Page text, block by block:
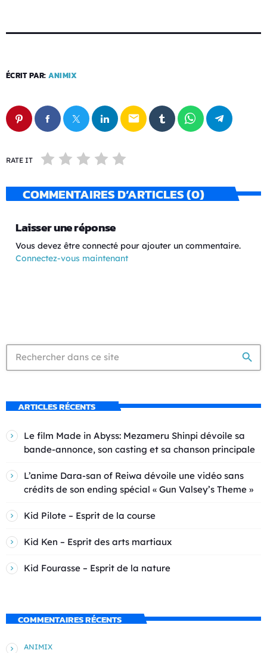
ÉCRIT PAR: ANIMIX
email
RATE IT
COMMENTAIRES D’ARTICLES (0)
Laisser une réponse
Vous devez être connecté pour ajouter un commentaire.
Connectez-vous maintenant
search
ARTICLES RÉCENTS
Le film Made in Abyss: Mezameru Shinpi dévoile sa
bande-annonce, son casting et sa chanson principale
L’anime Dara-san of Reiwa dévoile une vidéo sans
crédits de son ending spécial « Gun Valsey’s Theme »
Kid Pilote – Esprit de la course
Kid Ken – Esprit des arts martiaux
Kid Fourasse – Esprit de la nature
COMMENTAIRES RÉCENTS
ANIMIX